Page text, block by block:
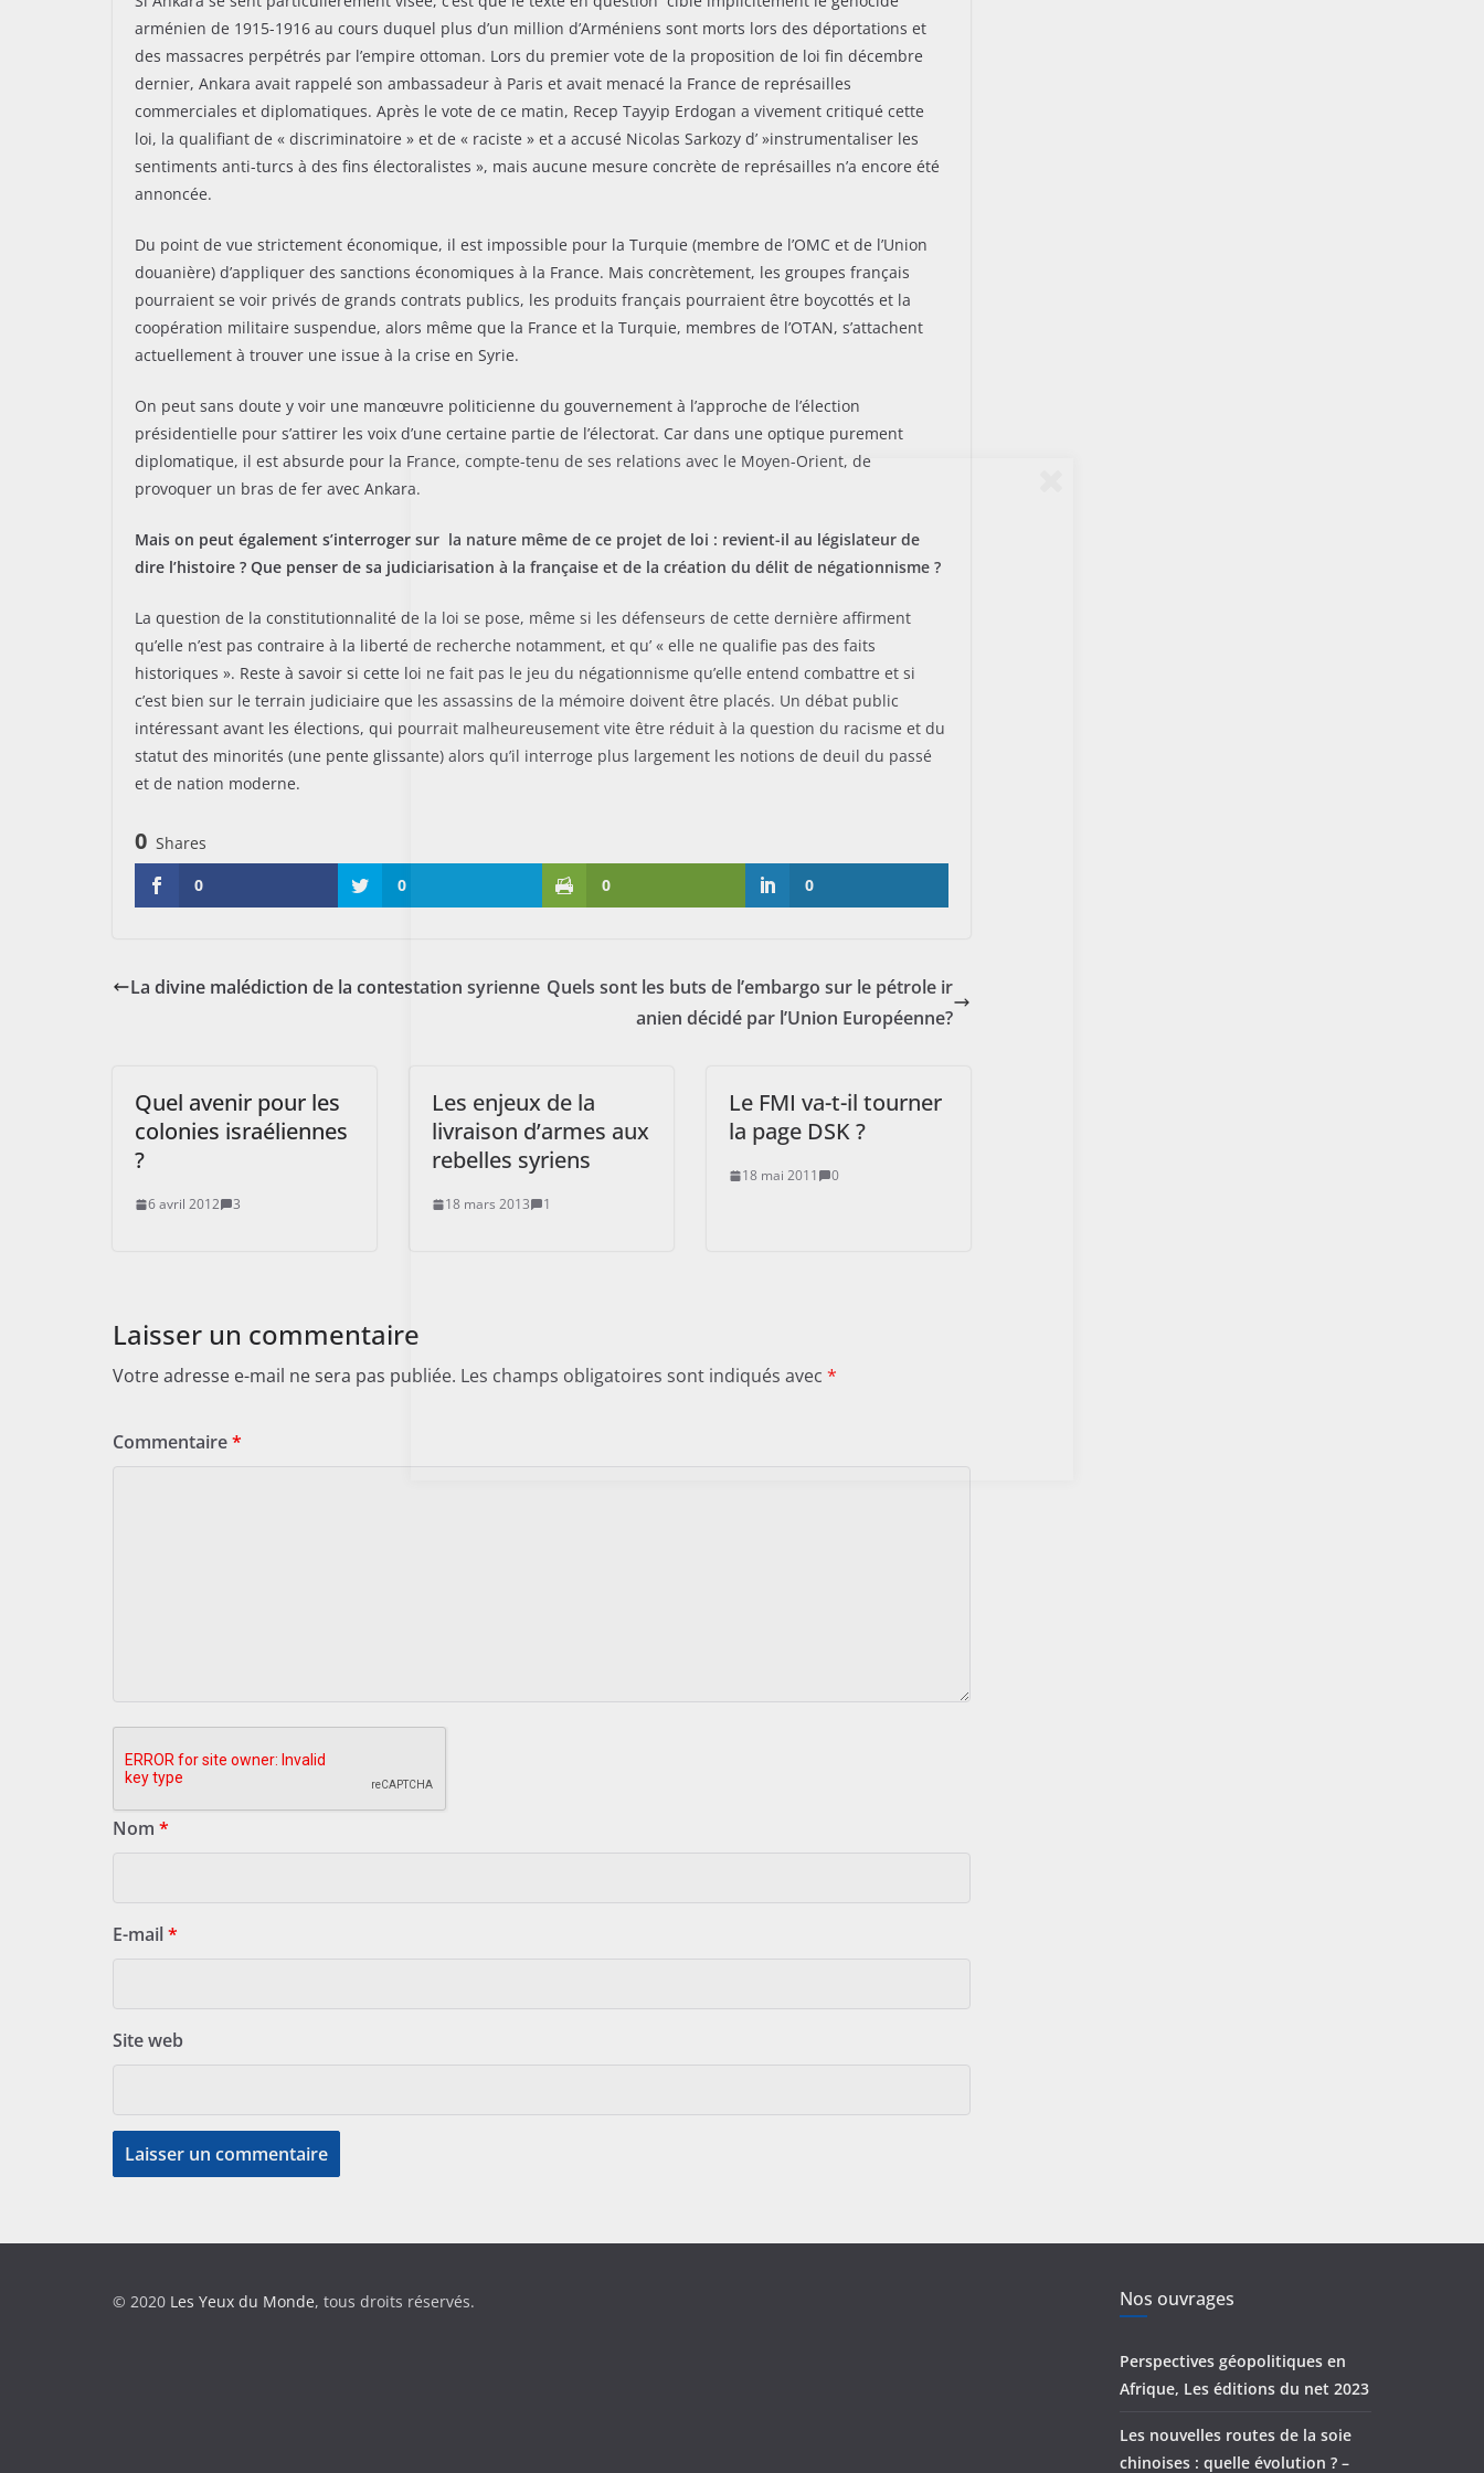
arménien de 1915-1916 au cours duquel plus d’un million d’Arméniens sont morts lors des déportations et
des massacres perpétrés par l’empire ottoman. Lors du premier vote de la proposition de loi fin décembre
dernier, Ankara avait rappelé son ambassadeur à Paris et avait menacé la France de représailles
commerciales et diplomatiques. Après le vote de ce matin, Recep Tayyip Erdogan a vivement critiqué cette
loi, la qualifiant de « discriminatoire » et de « raciste » et a accusé Nicolas Sarkozy d’ »instrumentaliser les
sentiments anti-turcs à des fins électoralistes », mais aucune mesure concrète de représailles n’a encore été
annoncée.
Du point de vue strictement économique, il est impossible pour la Turquie (membre de l’OMC et de l’Union
douanière) d’appliquer des sanctions économiques à la France. Mais concrètement, les groupes français
pourraient se voir privés de grands contrats publics, les produits français pourraient être boycottés et la
coopération militaire suspendue, alors même que la France et la Turquie, membres de l’OTAN, s’attachent
actuellement à trouver une issue à la crise en Syrie.
On peut sans doute y voir une manœuvre politicienne du gouvernement à l’approche de l’élection
présidentielle pour s’attirer les voix d’une certaine partie de l’électorat. Car dans une optique purement
diplomatique, il est absurde pour la France, compte-tenu de ses relations avec le Moyen-Orient, de
provoquer un bras de fer avec Ankara.
Mais on peut également s’interroger sur la nature même de ce projet de loi : revient-il au législateur de
dire l’histoire ? Que penser de sa judiciarisation à la française et de la création du délit de négationnisme ?
La question de la constitutionnalité de la loi se pose, même si les défenseurs de cette dernière affirment
qu’elle n’est pas contraire à la liberté de recherche notamment, et qu’ « elle ne qualifie pas des faits
historiques ». Reste à savoir si cette loi ne fait pas le jeu du négationnisme qu’elle entend combattre et si
c’est bien sur le terrain judiciaire que les assassins de la mémoire doivent être placés. Un débat public
intéressant avant les élections, qui pourrait malheureusement vite être réduit à la question du racisme et du
statut des minorités (une pente glissante) alors qu’il interroge plus largement les notions de deuil du passé
et de nation moderne.
0 Shares
0
0 0 0
La divine malédiction de la contestation syrienne Quels sont les buts de l’embargo sur le pétrole ir
anien décidé par l’Union Européenne?
Quel avenir pour les
colonies israéliennes
?
6 avril 2012 3
Les enjeux de la
livraison d’armes aux
rebelles syriens
18 mars 2013 1
Le FMI va-t-il tourner
la page DSK ?
18 mai 2011 0
Laisser un commentaire
Votre adresse e-mail ne sera pas publiée. Les champs obligatoires sont indiqués avec *
Commentaire*
Nom *
E-mail*
Site web
© 2020 Les Yeux du Monde, tous droits réservés. Nos ouvrages
Perspectives géopolitiques en
Afrique, Les éditions du net 2023
Les nouvelles routes de la soie
chinoises : quelle évolution ? –